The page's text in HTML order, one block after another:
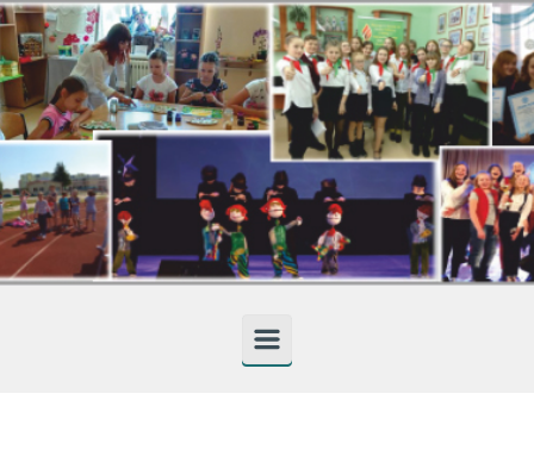
Skip to main content